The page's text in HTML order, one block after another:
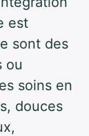
est
sont des
ou
soins en
douces